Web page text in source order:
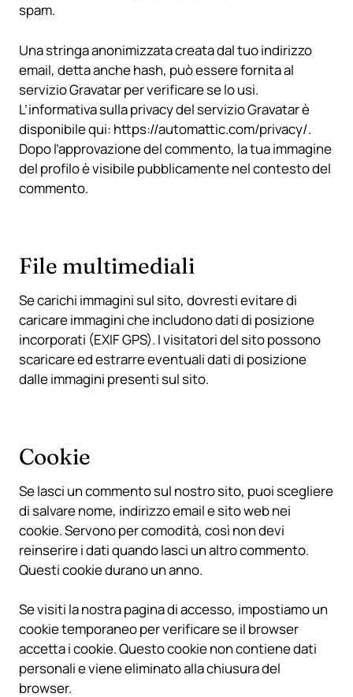
spam.
Una stringa anonimizzata creata dal tuo indirizzo
email, detta anche hash, può essere fornita al
servizio Gravatar per verificare se lo usi.
L’informativa sulla privacy del servizio Gravatar è
disponibile qui: https://automattic.com/privacy/.
Dopo l’approvazione del commento, la tua immagine
del profilo è visibile pubblicamente nel contesto del
commento.
File multimediali
Se carichi immagini sul sito, dovresti evitare di
caricare immagini che includono dati di posizione
incorporati (EXIF GPS). I visitatori del sito possono
scaricare ed estrarre eventuali dati di posizione
dalle immagini presenti sul sito.
Cookie
Se lasci un commento sul nostro sito, puoi scegliere
di salvare nome, indirizzo email e sito web nei
cookie. Servono per comodità, così non devi
reinserire i dati quando lasci un altro commento.
Questi cookie durano un anno.
Se visiti la nostra pagina di accesso, impostiamo un
cookie temporaneo per verificare se il browser
accetta i cookie. Questo cookie non contiene dati
personali e viene eliminato alla chiusura del
browser.